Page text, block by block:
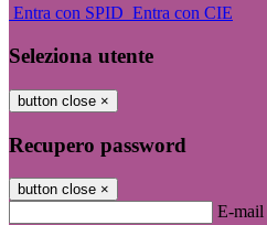
Entra con SPID Entra con CIE
Seleziona utente
button close ×
Recupero password
button close ×
E-mail